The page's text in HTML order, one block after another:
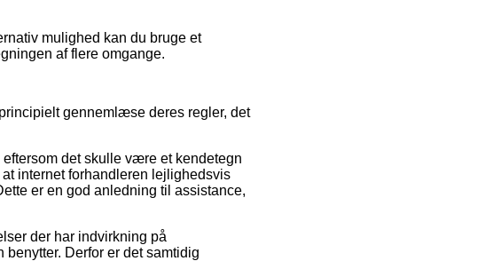
mulighed kan du bruge et
af flere omgange.
gennemlæse deres regler, det
det skulle være et kendetegn
internet forhandleren lejlighedsvis
er en god anledning til assistance,
der har indvirkning på
Derfor er det samtidig